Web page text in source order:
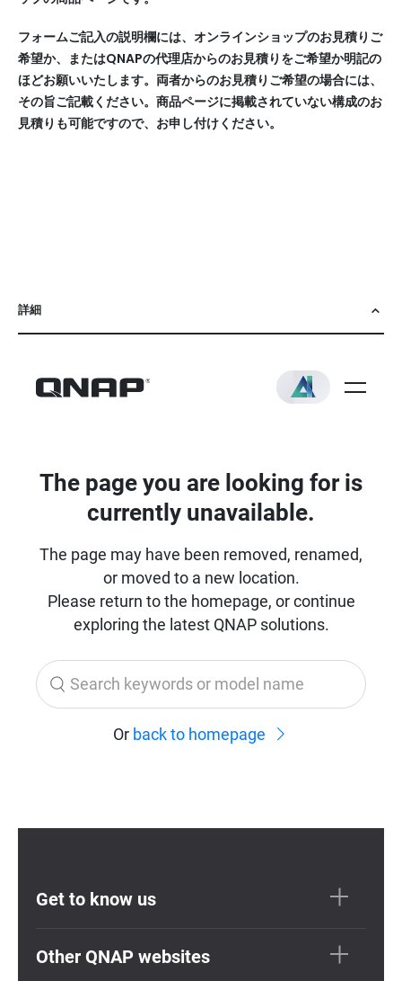
ド
ラ
イ
ブ
搭
載/5
フォームご記入の説明欄には、オンラインショップのお見積りご
希望か、またはQNAPの代理店からのお見積りをご希望か明記の
ほどお願いいたします。両者からのお見積りご希望の場合には、
その旨ご記載ください。商品ページに掲載されていない構成のお
見積りも可能ですので、お申し付けください。
詳細